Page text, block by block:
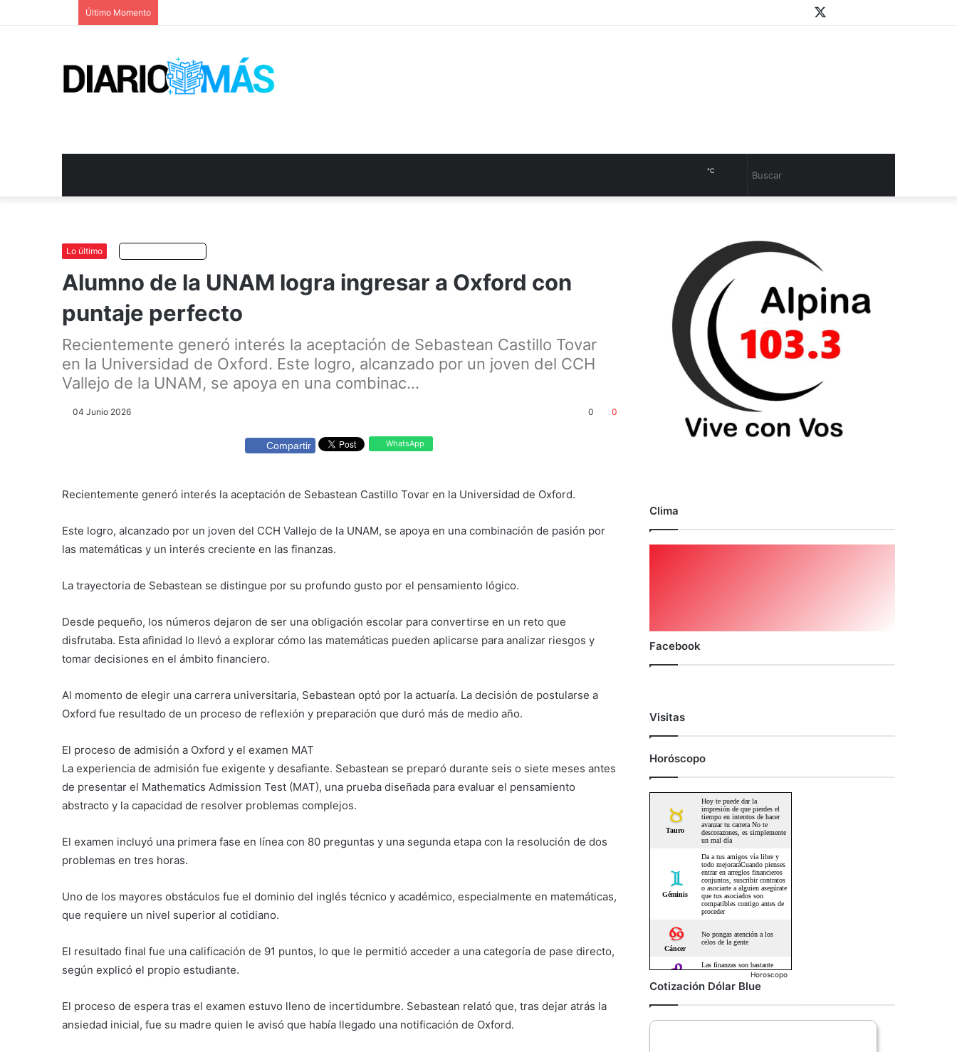
Último Momento Instagram
Youtube
WhatsApp
Cambiar
℃
Lo último
Alumno de la UNAM logra ingresar a Oxford con
puntaje perfecto
Recientemente generó interés la aceptación de Sebastean Castillo Tovar
en la Universidad de Oxford. Este logro, alcanzado por un joven del CCH
Vallejo de la UNAM, se apoya en una combinac...
04 Junio 2026 0 0
Compartir WhatsApp
Recientemente generó interés la aceptación de Sebastean Castillo Tovar en la Universidad de Oxford.
Este logro, alcanzado por un joven del CCH Vallejo de la UNAM, se apoya en una combinación de pasión por
las matemáticas y un interés creciente en las finanzas.
La trayectoria de Sebastean se distingue por su profundo gusto por el pensamiento lógico.
Desde pequeño, los números dejaron de ser una obligación escolar para convertirse en un reto que
disfrutaba. Esta afinidad lo llevó a explorar cómo las matemáticas pueden aplicarse para analizar riesgos y
tomar decisiones en el ámbito financiero.
Al momento de elegir una carrera universitaria, Sebastean optó por la actuaría. La decisión de postularse a
Oxford fue resultado de un proceso de reflexión y preparación que duró más de medio año.
El proceso de admisión a Oxford y el examen MAT
La experiencia de admisión fue exigente y desafiante. Sebastean se preparó durante seis o siete meses antes
de presentar el Mathematics Admission Test (MAT), una prueba diseñada para evaluar el pensamiento
abstracto y la capacidad de resolver problemas complejos.
El examen incluyó una primera fase en línea con 80 preguntas y una segunda etapa con la resolución de dos
problemas en tres horas.
Uno de los mayores obstáculos fue el dominio del inglés técnico y académico, especialmente en matemáticas,
que requiere un nivel superior al cotidiano.
El resultado final fue una calificación de 91 puntos, lo que le permitió acceder a una categoría de pase directo,
según explicó el propio estudiante.
El proceso de espera tras el examen estuvo lleno de incertidumbre. Sebastean relató que, tras dejar atrás la
ansiedad inicial, fue su madre quien le avisó que había llegado una notificación de Oxford.
Clima
Facebook
Visitas
Horóscopo
Horoscopo
Cotización Dólar Blue